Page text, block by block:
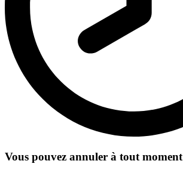
Vous pouvez annuler à tout moment